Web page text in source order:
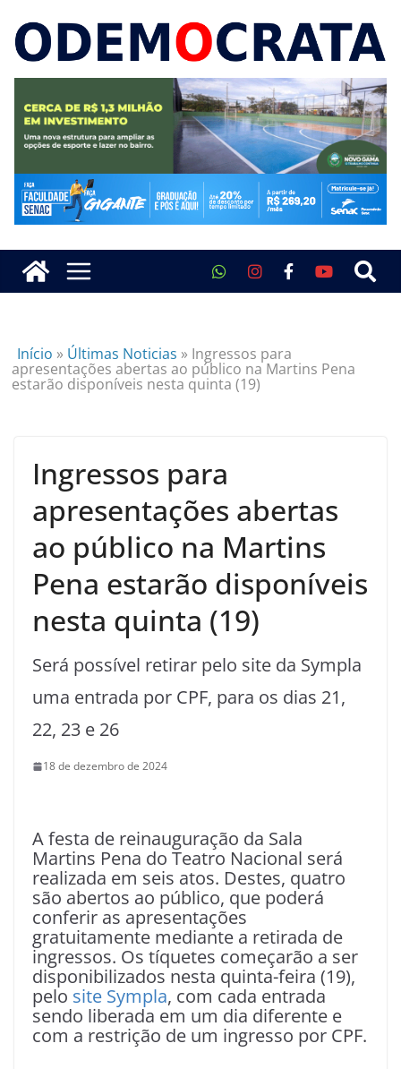
Início » Últimas Noticias » Ingressos para
apresentações abertas ao público na Martins Pena
estarão disponíveis nesta quinta (19)
Ingressos para
apresentações abertas
ao público na Martins
Pena estarão disponíveis
nesta quinta (19)
Será possível retirar pelo site da Sympla
uma entrada por CPF, para os dias 21,
22, 23 e 26
18 de dezembro de 2024
A festa de reinauguração da Sala
Martins Pena do Teatro Nacional será
realizada em seis atos. Destes, quatro
são abertos ao público, que poderá
conferir as apresentações
gratuitamente mediante a retirada de
ingressos. Os tíquetes começarão a ser
disponibilizados nesta quinta-feira (19),
pelo site Sympla, com cada entrada
sendo liberada em um dia diferente e
com a restrição de um ingresso por CPF.